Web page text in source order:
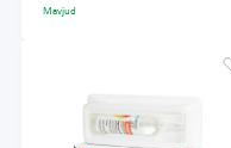
Mavjud